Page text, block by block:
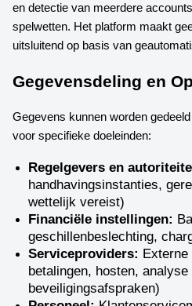
en detectie van meerdere
spelwetten. Het platform maakt
uitsluitend op basis van
Gegevensdeling en
Gegevens kunnen worden
voor specifieke doeleinden:
Regelgevers en
handhavingsinstanties,
wettelijk vereist)
Financiële instellingen:
geschillenbeslechting,
Serviceproviders:
betalingen, hosten,
beveiligingsafspraken)